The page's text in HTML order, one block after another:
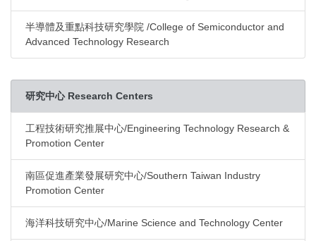
半導體及重點科技研究學院 /College of Semiconductor and
Advanced Technology Research
研究中心 Research Centers
工程技術研究推展中心/Engineering Technology Research &
Promotion Center
南區促進產業發展研究中心/Southern Taiwan Industry
Promotion Center
海洋科技研究中心/Marine Science and Technology Center